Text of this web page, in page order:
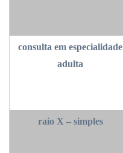
consulta em especialidade
adulta
raio X – simples